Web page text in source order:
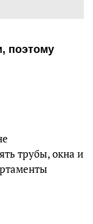
поэтому
трубы, окна и